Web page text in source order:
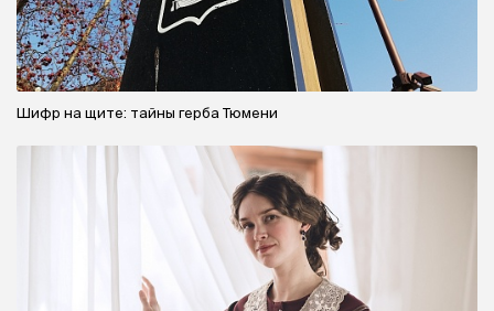
Шифр на щите: тайны герба Тюмени